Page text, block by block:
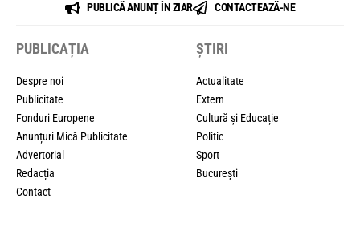
PUBLICĂ ANUNȚ ÎN ZIAR
CONTACTEAZĂ-NE
PUBLICAȚIA
Despre noi
Publicitate
Fonduri Europene
Anunțuri Mică Publicitate
Advertorial
Redacția
Contact
ȘTIRI
Actualitate
Extern
Cultură și Educație
Politic
Sport
București